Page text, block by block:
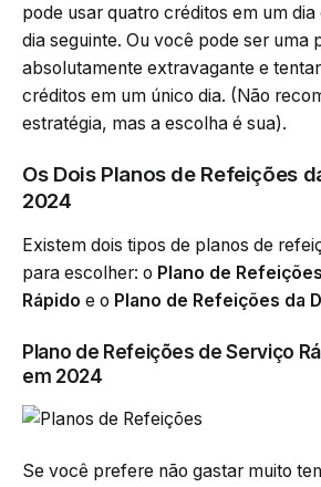
pode usar quatro créditos em um dia
dia seguinte. Ou você pode ser uma
absolutamente extravagante e
créditos em um único dia. (Não
estratégia, mas a escolha é sua).
Os Dois Planos de Refeições
2024
Existem dois tipos de planos de
para escolher: o Plano de
Rápido e o Plano de Refeições da
Plano de Refeições de Serviço
em 2024
Se você prefere não gastar muito